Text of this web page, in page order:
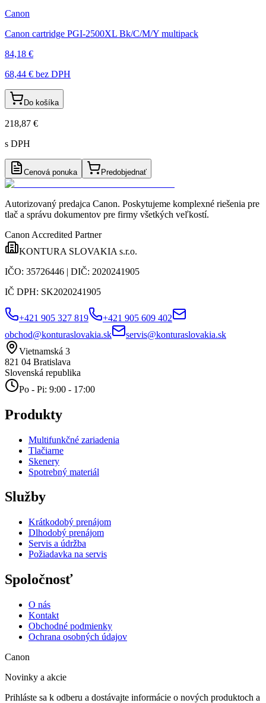
Canon
Canon cartridge PGI-2500XL Bk/C/M/Y multipack
84,18 €
68,44 € bez DPH
Do košíka
218,87 €
s DPH
Cenová ponuka Predobjednať
Autorizovaný predajca Canon. Poskytujeme komplexné riešenia pre
tlač a správu dokumentov pre firmy všetkých veľkostí.
Canon Accredited Partner
KONTURA SLOVAKIA s.r.o.
IČO: 35726446 | DIČ: 2020241905
IČ DPH: SK2020241905
+421 905 327 819
+421 905 609 402
obchod@konturaslovakia.sk
servis@konturaslovakia.sk
Vietnamská 3
821 04 Bratislava
Slovenská republika
Po - Pi: 9:00 - 17:00
Produkty
Multifunkčné zariadenia
Tlačiarne
Skenery
Spotrebný materiál
Služby
Krátkodobý prenájom
Dlhodobý prenájom
Servis a údržba
Požiadavka na servis
Spoločnosť
O nás
Kontakt
Obchodné podmienky
Ochrana osobných údajov
Canon
Novinky a akcie
Prihláste sa k odberu a dostávajte informácie o nových produktoch a